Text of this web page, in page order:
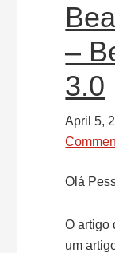
–
3.0
April 5,
Olá
O artigo
um